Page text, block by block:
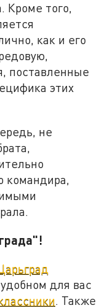
Кроме того,
как и его
поставленные
этих
не
командира,
для вас
. Также